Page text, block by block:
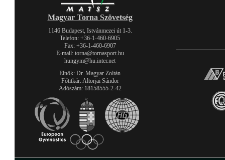
Magyar Torna Szövetség
1146 Budapest, Istvánmezei út 1-3.
Telefon: +36-1-460-6905
Fax: +36-1-460-6907
E-mail: torna@tornasport.hu
hungym@hu.inter.net
Elnök: Dr. Magyar Zoltán
Főtitkár: Altorjai Sándor
Adószám: 18158555-2-42